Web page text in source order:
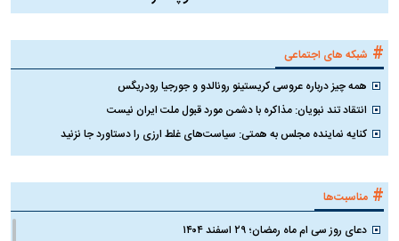
# شبکه های اجتماعی
همه چیز درباره عروسی کریستینو رونالدو و جورجیا رودریگس
انتقاد تند نبویان: مذاکره با دشمن مورد قبول ملت ایران نیست
کنایه نماینده مجلس به همتی: سیاست‌های غلط ارزی را دستاورد جا نزنید
# مناسبت‌ها
دعای روز سی ام ماه رمضان؛ ۲۹ اسفند ۱۴۰۴